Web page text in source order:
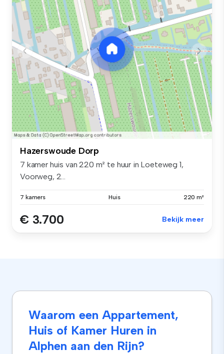
Hazerswoude Dorp
7 kamer huis van 220 m² te huur in Loeteweg 1,
Voorweg, 2...
7 kamers Huis 220 m²
€ 3.700 Bekijk meer
Waarom een Appartement,
Huis of Kamer Huren in
Alphen aan den Rijn?